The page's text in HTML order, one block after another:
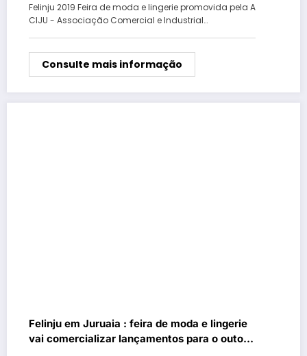
Felinju 2019 Feira de moda e lingerie promovida pela A
CIJU - Associação Comercial e Industrial…
Consulte mais informação
Felinju em Juruaia : feira de moda e lingerie
vai comercializar lançamentos para o outono